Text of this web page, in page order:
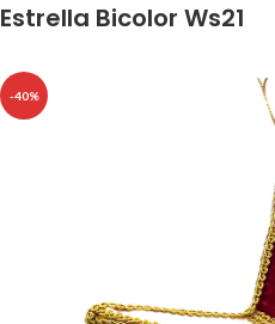
Estrella Bicolor Ws21
-40%